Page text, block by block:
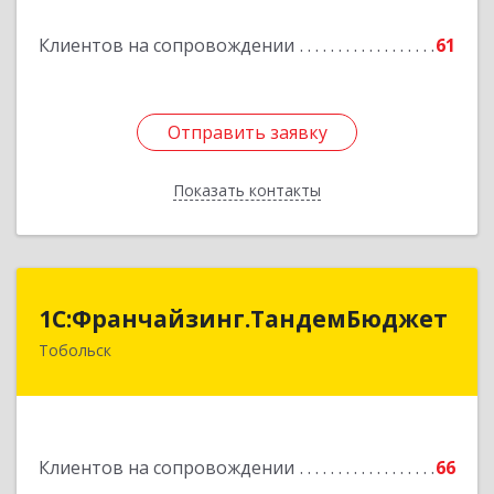
Клиентов на сопровождении 61
Отправить заявку
Показать контакты
Отправить заявку
Назад
1С:Франчайзинг.ТандемБюджет
Тобольск
Клиентов на сопровождении 66
1С:Франчайзинг.ТандемБюджет